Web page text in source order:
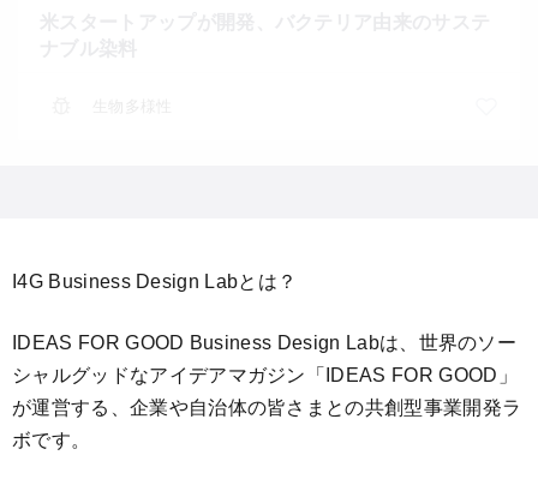
I4G Business Design Labとは？
IDEAS FOR GOOD Business Design Labは、世界のソー
シャルグッドなアイデアマガジン「IDEAS FOR GOOD」
が運営する、企業や自治体の皆さまとの共創型事業開発ラ
ボです。